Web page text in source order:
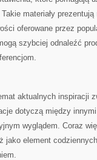
materiały
oferowane przez
szybciej odnaleźć
aktualnych inspiracji
dotyczą między
wyglądem. Coraz
jako element